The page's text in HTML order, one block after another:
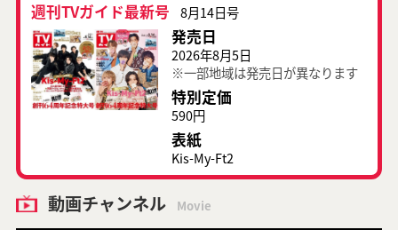
週刊TVガイド最新号 8月14日号
発売日
2026年8月5日
※一部地域は発売日が異なります
特別定価
590円
表紙
Kis-My-Ft2
動画チャンネル Movie